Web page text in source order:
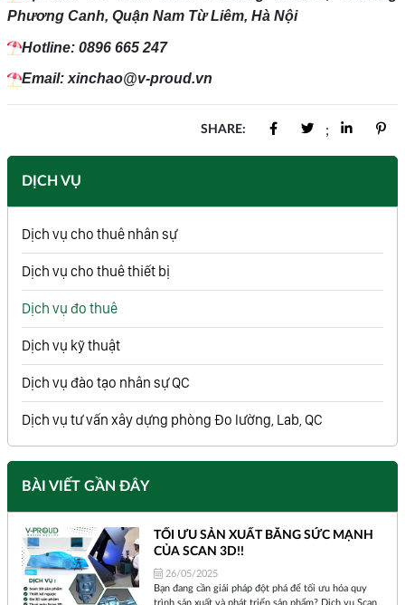
DỊCH VỤ
Dịch vụ cho thuê nhân sự
Dịch vụ cho thuê thiết bị
Dịch vụ đo thuê
Dịch vụ kỹ thuật
Dịch vụ đào tạo nhân sự QC
Dịch vụ tư vấn xây dựng phòng Đo lường, Lab, QC
BÀI VIẾT GẦN ĐÂY
TỐI ƯU SẢN XUẤT BẰNG SỨC MẠNH
CỦA SCAN 3D!!
26/05/2025
Bạn đang cần giải pháp đột phá để tối ưu hóa quy
trình sản xuất và phát triển sản phẩm? Dịch vụ Scan
Phương Canh, Quận Nam Từ Liêm, Hà Nội
Hotline: 0896 665 247
Email: xinchao@v-proud.vn
SHARE: ;